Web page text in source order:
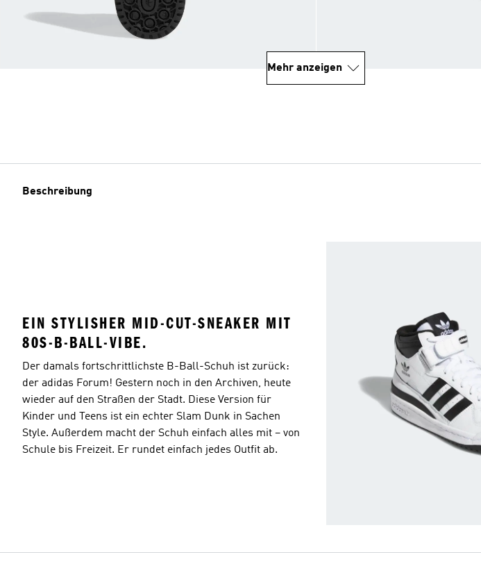
Mehr anzeigen
Beschreibung
EIN STYLISHER MID-CUT-SNEAKER MIT
80S-B-BALL-VIBE.
Der damals fortschrittlichste B-Ball-Schuh ist zurück:
der adidas Forum! Gestern noch in den Archiven, heute
wieder auf den Straßen der Stadt. Diese Version für
Kinder und Teens ist ein echter Slam Dunk in Sachen
Style. Außerdem macht der Schuh einfach alles mit – von
Schule bis Freizeit. Er rundet einfach jedes Outfit ab.